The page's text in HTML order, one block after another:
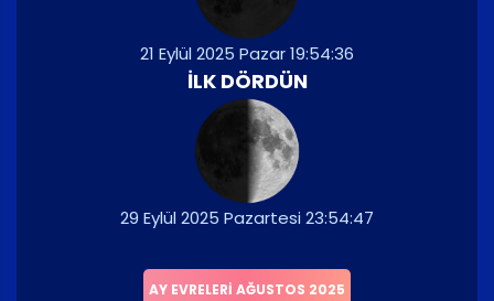
21 Eylül 2025 Pazar 19:54:36
İLK DÖRDÜN
29 Eylül 2025 Pazartesi 23:54:47
AY EVRELERI AĞUSTOS 2025